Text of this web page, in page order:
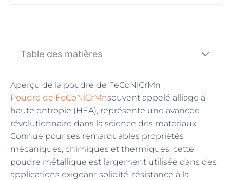
Table des matières
Aperçu de la poudre de FeCoNiCrMn
Poudre de FeCoNiCrMnsouvent appelé alliage à
haute entropie (HEA), représente une avancée
révolutionnaire dans la science des matériaux.
Connue pour ses remarquables propriétés
mécaniques, chimiques et thermiques, cette
poudre métallique est largement utilisée dans des
applications exigeant solidité, résistance à la